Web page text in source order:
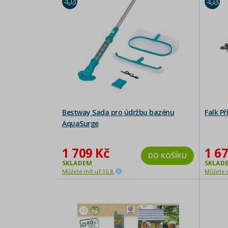
Bestway Sada pro údržbu bazénu
AquaSurge
1 709 Kč
SKLADEM
Můžete mít už 10.8.
DO KOŠÍKU
Falk
1
Můžete